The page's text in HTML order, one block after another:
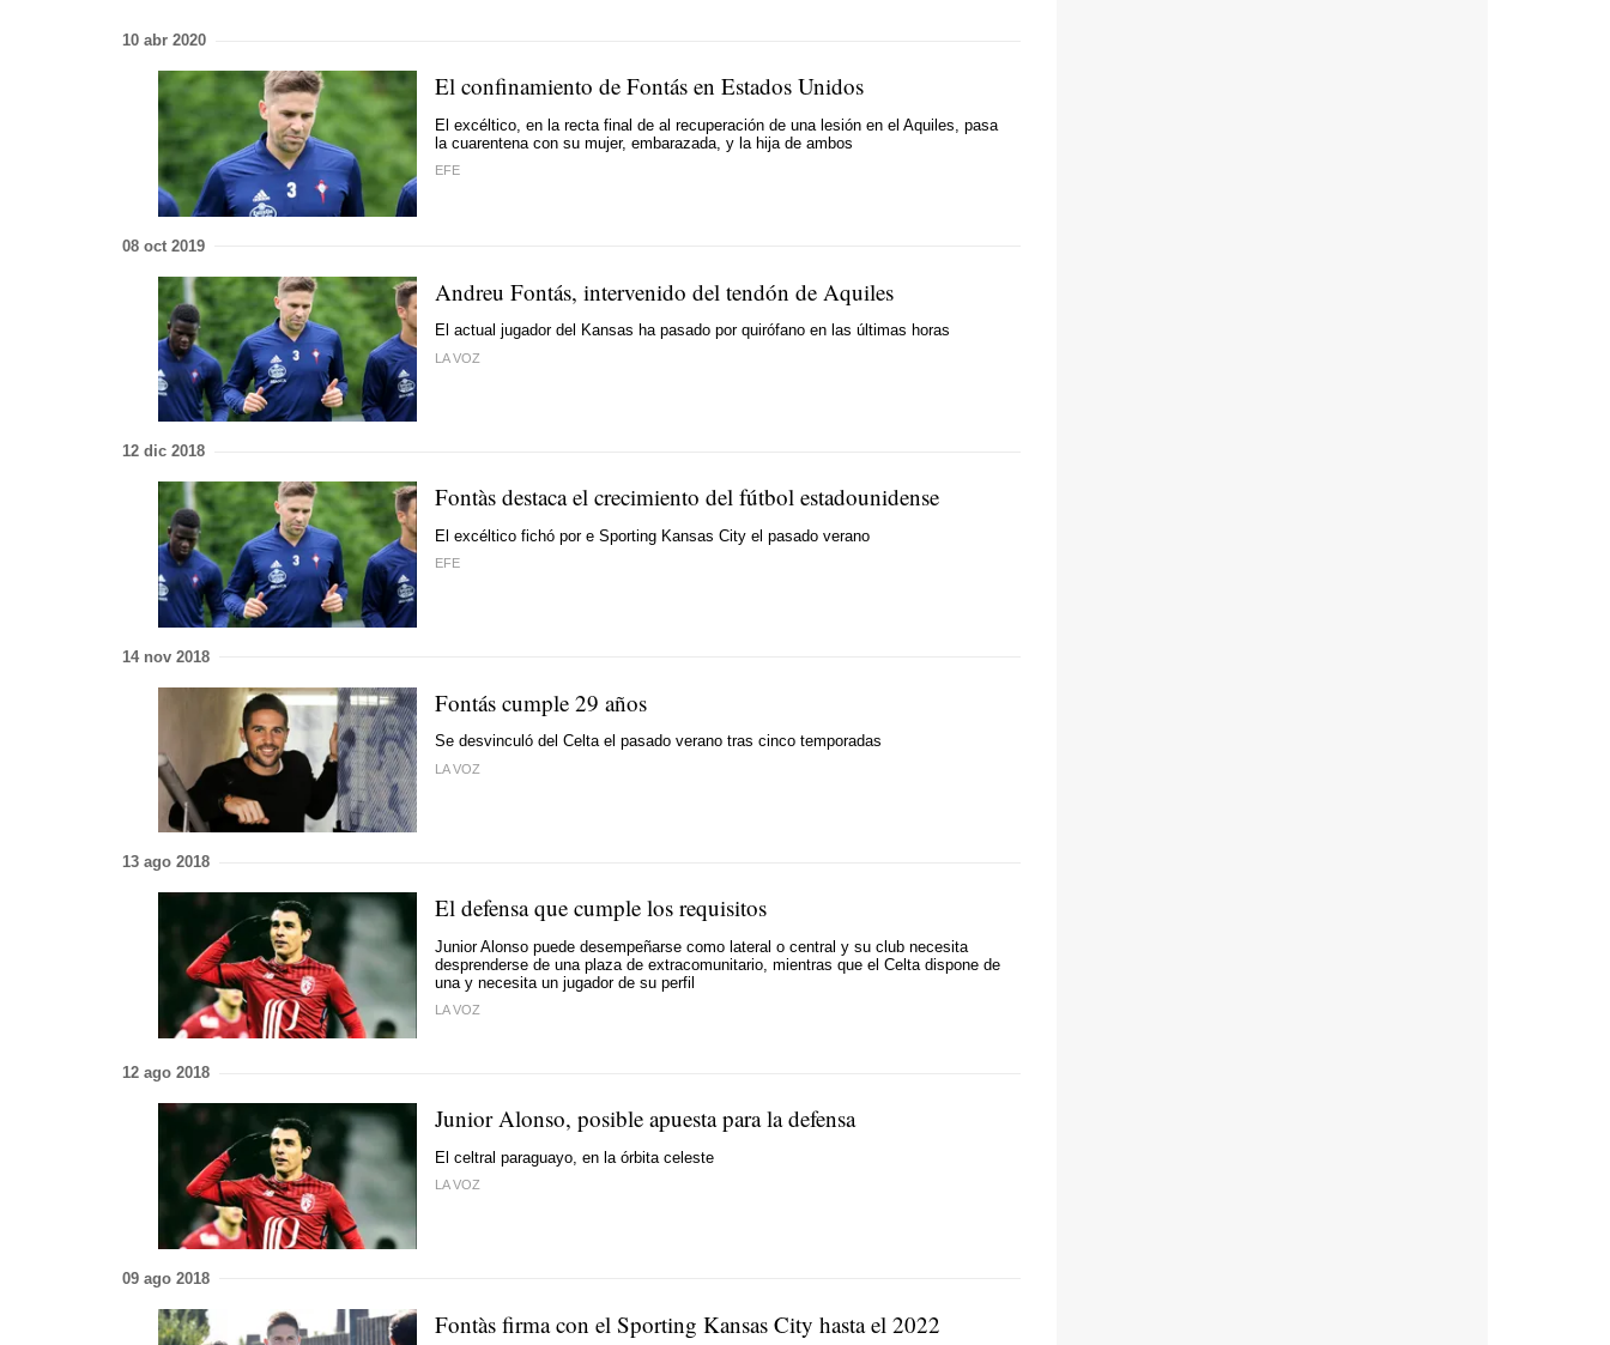
10 abr 2020
El confinamiento de Fontás en Estados Unidos
El excéltico, en la recta final de al recuperación de una lesión en el Aquiles, pasa
la cuarentena con su mujer, embarazada, y la hija de ambos
EFE
08 oct 2019
Andreu Fontás, intervenido del tendón de Aquiles
El actual jugador del Kansas ha pasado por quirófano en las últimas horas
LA VOZ
12 dic 2018
Fontàs destaca el crecimiento del fútbol estadounidense
El excéltico fichó por e Sporting Kansas City el pasado verano
EFE
14 nov 2018
Fontás cumple 29 años
Se desvinculó del Celta el pasado verano tras cinco temporadas
LA VOZ
13 ago 2018
El defensa que cumple los requisitos
Junior Alonso puede desempeñarse como lateral o central y su club necesita
desprenderse de una plaza de extracomunitario, mientras que el Celta dispone de
una y necesita un jugador de su perfil
LA VOZ
12 ago 2018
Junior Alonso, posible apuesta para la defensa
El celtral paraguayo, en la órbita celeste
LA VOZ
09 ago 2018
Fontàs firma con el Sporting Kansas City hasta el 2022